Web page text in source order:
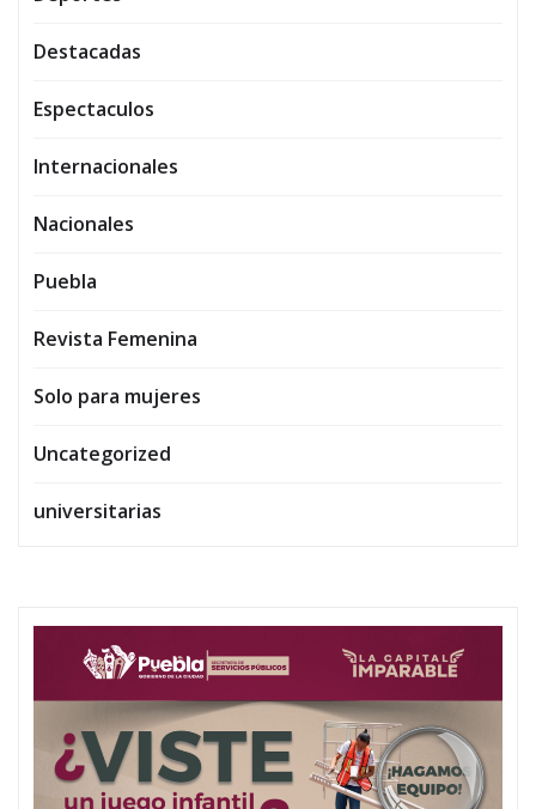
Destacadas
Espectaculos
Internacionales
Nacionales
Puebla
Revista Femenina
Solo para mujeres
Uncategorized
universitarias